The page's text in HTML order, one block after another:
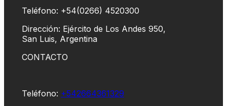
Teléfono: +54(0266) 4520300
Dirección: Ejército de Los Andes 950,
San Luis, Argentina
CONTACTO
Teléfono: +542664361329